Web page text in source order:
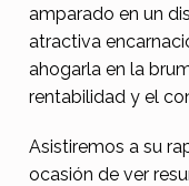
amparado en un
atractiva
ahogarla en la
rentabilidad y el
Asistiremos a su
ocasión de ver